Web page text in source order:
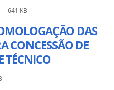
— 641 KB
DAS
CONCESSÃO DE
TÉCNICO